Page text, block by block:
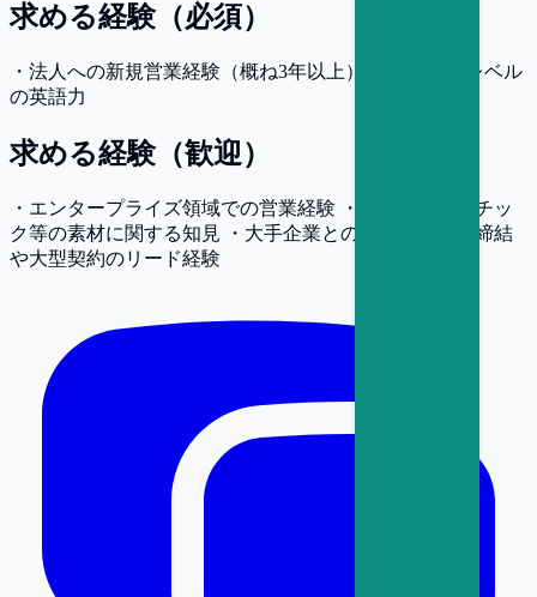
求める経験（必須）
・法人への新規営業経験（概ね3年以上） ・ビジネスレベル
の英語力
求める経験（歓迎）
・エンタープライズ領域での営業経験 ・樹脂・プラスチッ
ク等の素材に関する知見 ・大手企業とのアライアンス締結
や大型契約のリード経験